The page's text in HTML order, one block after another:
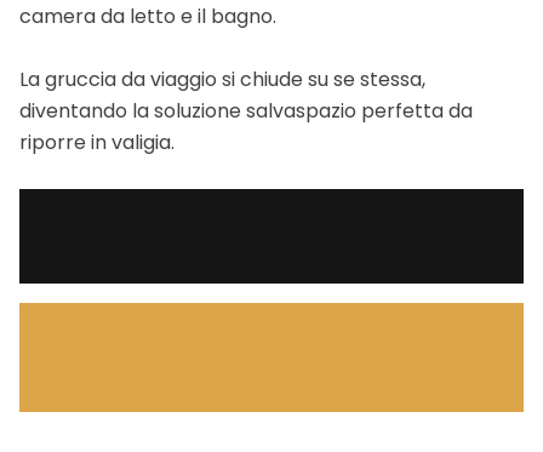
camera da letto e il bagno.
La gruccia da viaggio si chiude su se stessa,
diventando la soluzione salvaspazio perfetta da
riporre in valigia.